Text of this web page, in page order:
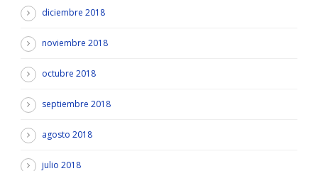
diciembre 2018
noviembre 2018
octubre 2018
septiembre 2018
agosto 2018
julio 2018